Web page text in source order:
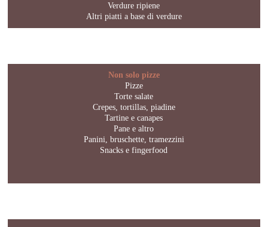
Verdure ripiene
Altri piatti a base di verdure
Non solo pizze
Pizze
Torte salate
Crepes, tortillas, piadine
Tartine e canapes
Pane e altro
Panini, bruschette, tramezzini
Snacks e fingerfood